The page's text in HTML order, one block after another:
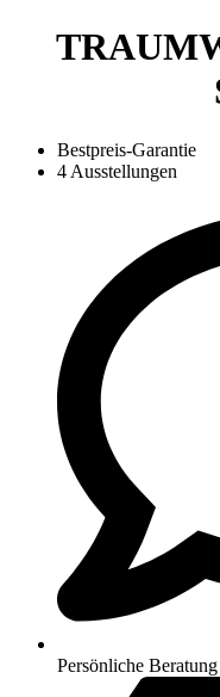
Bestpreis-Garantie
4 Ausstellungen
Persönliche